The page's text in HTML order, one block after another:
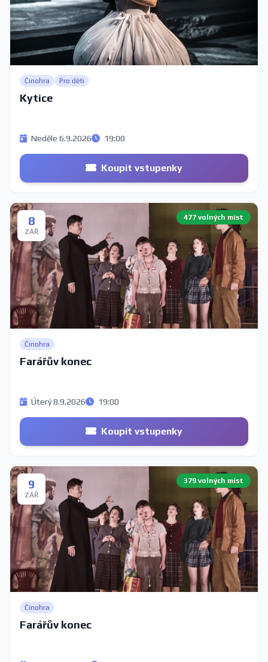
Činohra Pro děti
Kytice
Neděle 6.9.2026 19:00
Koupit vstupenky
8
ZÁŘ
477 volných míst
Činohra
Farářův konec
Úterý 8.9.2026 19:00
Koupit vstupenky
9
ZÁŘ
379 volných míst
Činohra
Farářův konec